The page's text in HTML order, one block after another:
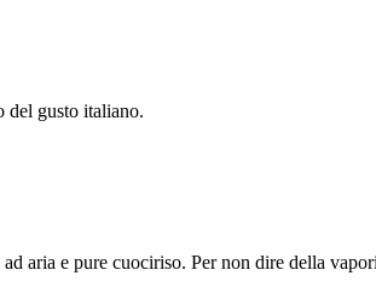
del gusto italiano.
aria e pure cuociriso. Per non dire della